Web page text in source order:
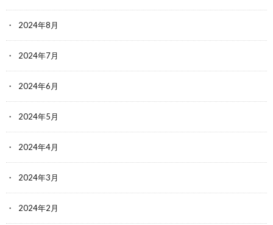
2024年8月
2024年7月
2024年6月
2024年5月
2024年4月
2024年3月
2024年2月